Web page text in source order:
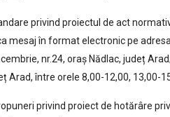
privind proiectul de act
mesaj în format electronic pe
nr.24, oraș Nădlac, județ
Arad, între orele 8,00-12,00, 13,00-
privind proiect de hotărâre